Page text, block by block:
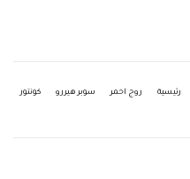
رئيسية روج احمر سوبر هيررو
كونتور